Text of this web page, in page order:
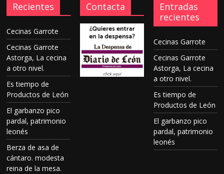
Recientes
Cecinas Garrote
Cecinas Garrote
Astorga, La cecina
a otro nivel.
Es tiempo de
Productos de León
El garbanzo pico
pardal, patrimonio
leonés
Berza de asa de
cántaro. modesta
reina de la mesa.
Contacta
Entradas
recientes
Cecinas Garrote
Cecinas Garrote
Astorga, La cecina
a otro nivel.
Es tiempo de
Productos de León
El garbanzo pico
pardal, patrimonio
leonés